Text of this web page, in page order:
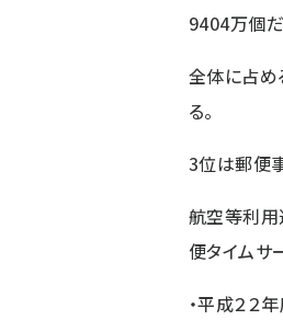
9404万個だ
全体に占め
る。
3位は郵便
航空等利用
便タイムサ
・平成２２